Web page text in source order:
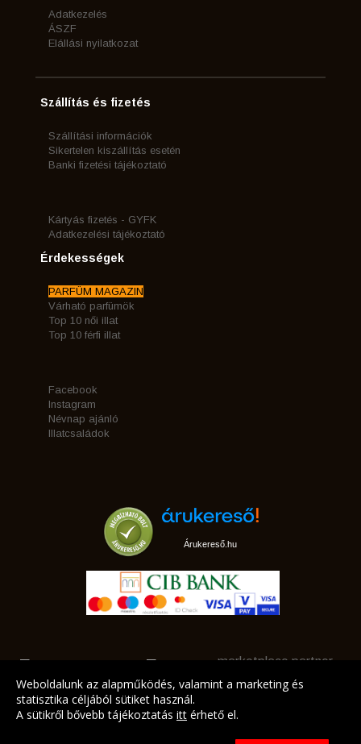
Adatkezelés
ÁSZF
Elállási nyilatkozat
Szállítás és fizetés
Szállítási információk
Sikertelen kiszállítás esetén
Banki fizetési tájékoztató
Kártyás fizetés - GYFK
Adatkezelési tájékoztató
Érdekességek
PARFÜM MAGAZIN
Várható parfümök
Top 10 női illat
Top 10 férfi illat
Facebook
Instagram
Névnap ajánló
Illatcsaládok
Árukereső.hu
marketplace partner
Weboldalunk az alapműködés, valamint a marketing és
statisztika céljából sütiket használ.
A sütikről bővebb tájékoztatás itt érhető el.